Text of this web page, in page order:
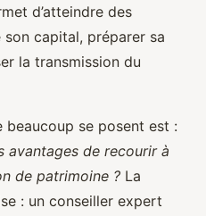
d’atteindre des
capital, préparer sa
la transmission du
se posent est :
avantages de recourir à
de patrimoine ? La
: un conseiller expert